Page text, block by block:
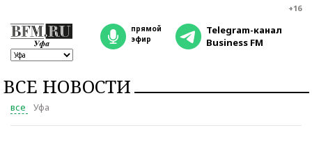
+16
прямой
эфир
Telegram-канал
Business FM
ВСЕ НОВОСТИ
все Уфа